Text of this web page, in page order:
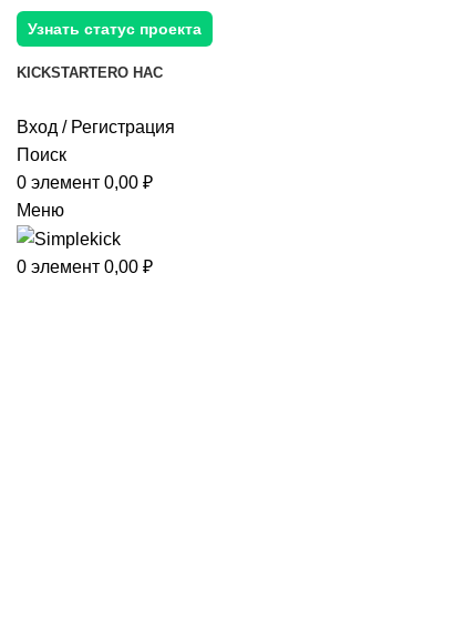
Узнать статус проекта
KICKSTARTERО НАС
Вход / Регистрация
Поиск
0 элемент 0,00 ₽
Меню
0 элемент 0,00 ₽